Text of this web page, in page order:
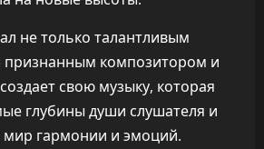
не только талантливым
признанным композитором и
свою музыку, которая
глубины души слушателя и
мир гармонии и эмоций.